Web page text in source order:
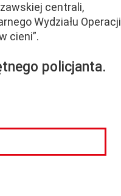
centrali,
Wydziału Operacji
cieni”.
policjanta.